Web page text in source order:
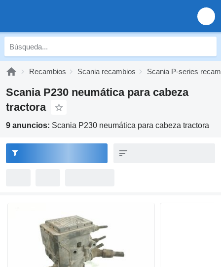
Recambios Scania recambios Scania P-series
Scania P230 neumática para cabeza
tractora
9 anuncios: Scania P230 neumática para cabeza tractora